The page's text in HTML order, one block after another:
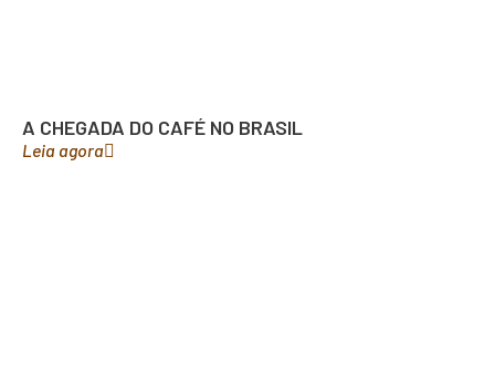
A CHEGADA DO CAFÉ NO BRASIL
Leia agora